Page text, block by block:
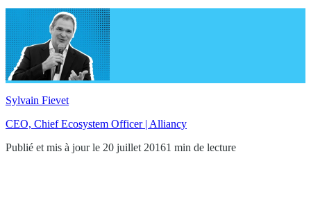
Sylvain Fievet
CEO, Chief Ecosystem Officer | Alliancy
Publié et mis à jour le 20 juillet 20161 min de lecture